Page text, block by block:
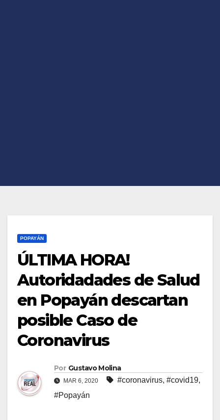
POPAYÁN
ÚLTIMA HORA!
Autoridadades de Salud
en Popayán descartan
posible Caso de
Coronavirus
Por Gustavo Molina
MAR 6, 2020 #coronavirus, #covid19,
#Popayán